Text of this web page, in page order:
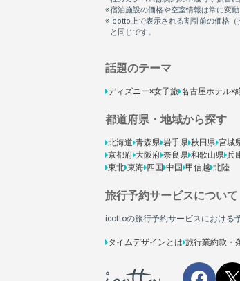
話題のテーマ
ディズニー×女子旅 名古屋ホテル×
都道府県・地域から探す
北海道 青森県 岩手県 秋田県 宮城
京都府 大阪府 奈良県 和歌山県 兵
東北 東海 四国 中国 甲信越 北陸
旅行予約サービスについて
icottoの旅行予約サービスにおける
タイムデザインとは 旅行業約款・